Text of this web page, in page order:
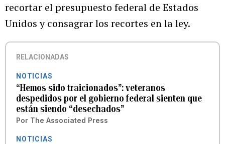
recortar el presupuesto federal de Estados
Unidos y consagrar los recortes en la ley.
RELACIONADAS
NOTICIAS
“Hemos sido traicionados”: veteranos
despedidos por el gobierno federal sienten que
están siendo “desechados”
Por The Associated Press
NOTICIAS